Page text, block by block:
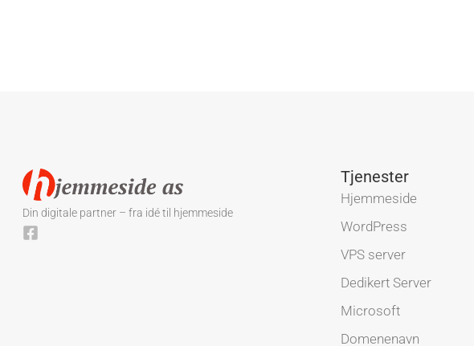
Din digitale partner – fra idé til hjemmeside
Tjenester
Hjemmeside
WordPress
VPS server
Dedikert Server
Microsoft
Domenenavn